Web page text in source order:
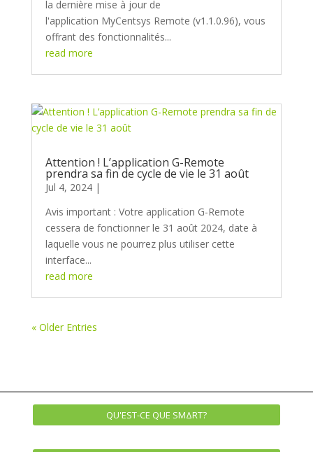
la dernière mise à jour de
l'application MyCentsys Remote (v1.1.0.96), vous
offrant des fonctionnalités...
read more
Attention ! L’application G-Remote
prendra sa fin de cycle de vie le 31 août
Jul 4, 2024
Avis important : Votre application G-Remote
cessera de fonctionner le 31 août 2024, date à
laquelle vous ne pourrez plus utiliser cette
interface...
read more
« Older Entries
QU'EST-CE QUE SMΔRT?